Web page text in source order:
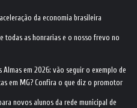
da economia brasileira
todas as honrarias e o nosso frevo no
Almas em 2026: vão seguir o exemplo de
em MG? Confira o que diz o promotor
novos alunos da rede municipal de